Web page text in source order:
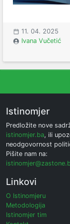
11. 04. 2025
Ivana Vučetić
Istinomjer
Predložite nove
istinomjer.ba, ili
neodgovornost
Pišite nam na:
Linkovi
O Istinomjeru
Metodologija
Istinomjer tim